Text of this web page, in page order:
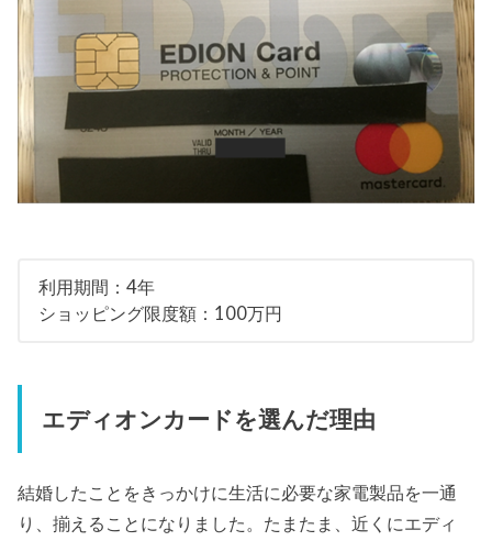
利用期間：4年
ショッピング限度額：100万円
エディオンカードを選んだ理由
結婚したことをきっかけに生活に必要な家電製品を一通
り、揃えることになりました。たまたま、近くにエディ